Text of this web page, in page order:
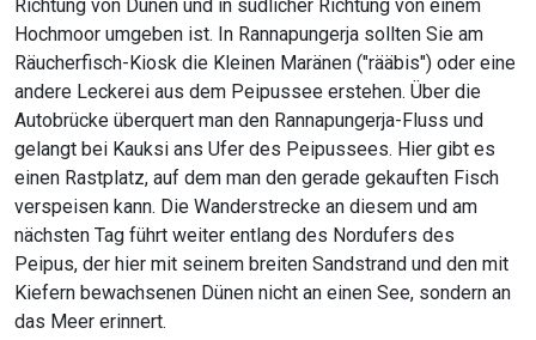
Richtung von Dünen und in südlicher Richtung von einem
Hochmoor umgeben ist. In Rannapungerja sollten Sie am
Räucherfisch-Kiosk die Kleinen Maränen ("rääbis") oder eine
andere Leckerei aus dem Peipussee erstehen. Über die
Autobrücke überquert man den Rannapungerja-Fluss und
gelangt bei Kauksi ans Ufer des Peipussees. Hier gibt es
einen Rastplatz, auf dem man den gerade gekauften Fisch
verspeisen kann. Die Wanderstrecke an diesem und am
nächsten Tag führt weiter entlang des Nordufers des
Peipus, der hier mit seinem breiten Sandstrand und den mit
Kiefern bewachsenen Dünen nicht an einen See, sondern an
das Meer erinnert.